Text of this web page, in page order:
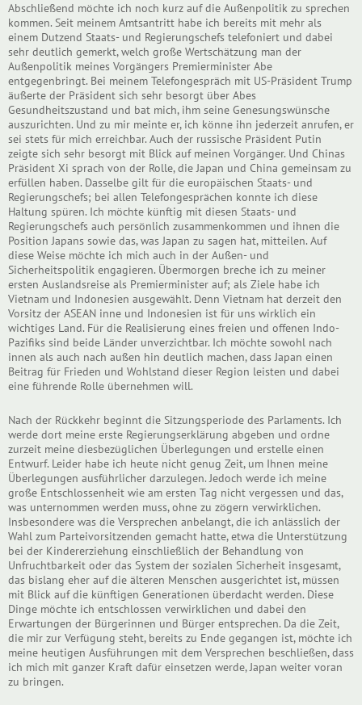
Abschließend möchte ich noch kurz auf die Außenpolitik zu sprechen
kommen. Seit meinem Amtsantritt habe ich bereits mit mehr als
einem Dutzend Staats- und Regierungschefs telefoniert und dabei
sehr deutlich gemerkt, welch große Wertschätzung man der
Außenpolitik meines Vorgängers Premierminister Abe
entgegenbringt. Bei meinem Telefongespräch mit US-Präsident Trump
äußerte der Präsident sich sehr besorgt über Abes
Gesundheitszustand und bat mich, ihm seine Genesungswünsche
auszurichten. Und zu mir meinte er, ich könne ihn jederzeit anrufen, er
sei stets für mich erreichbar. Auch der russische Präsident Putin
zeigte sich sehr besorgt mit Blick auf meinen Vorgänger. Und Chinas
Präsident Xi sprach von der Rolle, die Japan und China gemeinsam zu
erfüllen haben. Dasselbe gilt für die europäischen Staats- und
Regierungschefs; bei allen Telefongesprächen konnte ich diese
Haltung spüren. Ich möchte künftig mit diesen Staats- und
Regierungschefs auch persönlich zusammenkommen und ihnen die
Position Japans sowie das, was Japan zu sagen hat, mitteilen. Auf
diese Weise möchte ich mich auch in der Außen- und
Sicherheitspolitik engagieren. Übermorgen breche ich zu meiner
ersten Auslandsreise als Premierminister auf; als Ziele habe ich
Vietnam und Indonesien ausgewählt. Denn Vietnam hat derzeit den
Vorsitz der ASEAN inne und Indonesien ist für uns wirklich ein
wichtiges Land. Für die Realisierung eines freien und offenen Indo-
Pazifiks sind beide Länder unverzichtbar. Ich möchte sowohl nach
innen als auch nach außen hin deutlich machen, dass Japan einen
Beitrag für Frieden und Wohlstand dieser Region leisten und dabei
eine führende Rolle übernehmen will.
Nach der Rückkehr beginnt die Sitzungsperiode des Parlaments. Ich
werde dort meine erste Regierungserklärung abgeben und ordne
zurzeit meine diesbezüglichen Überlegungen und erstelle einen
Entwurf. Leider habe ich heute nicht genug Zeit, um Ihnen meine
Überlegungen ausführlicher darzulegen. Jedoch werde ich meine
große Entschlossenheit wie am ersten Tag nicht vergessen und das,
was unternommen werden muss, ohne zu zögern verwirklichen.
Insbesondere was die Versprechen anbelangt, die ich anlässlich der
Wahl zum Parteivorsitzenden gemacht hatte, etwa die Unterstützung
bei der Kindererziehung einschließlich der Behandlung von
Unfruchtbarkeit oder das System der sozialen Sicherheit insgesamt,
das bislang eher auf die älteren Menschen ausgerichtet ist, müssen
mit Blick auf die künftigen Generationen überdacht werden. Diese
Dinge möchte ich entschlossen verwirklichen und dabei den
Erwartungen der Bürgerinnen und Bürger entsprechen. Da die Zeit,
die mir zur Verfügung steht, bereits zu Ende gegangen ist, möchte ich
meine heutigen Ausführungen mit dem Versprechen beschließen, dass
ich mich mit ganzer Kraft dafür einsetzen werde, Japan weiter voran
zu bringen.